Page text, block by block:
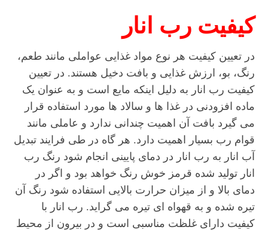
کیفیت رب انار
در تعیین کیفیت هر نوع مواد غذایی عواملی مانند طعم،
رنگ، بو، ارزش غذایی و بافت دخیل هستند. در تعیین
کیفیت رب انار به دلیل اینکه مایع است و به عنوان یک
ماده افزودنی در غذا ها و سالاد ها مورد استفاده قرار
می گیرد بافت آن اهمیت چندانی ندارد و عاملی مانند
قوام رب بسیار اهمیت دارد. هر گاه در طی فرایند تبدیل
آب انار به رب انار در دمای پایینی انجام شود رنگ رب
انار تولید شده قرمز خوش رنگ خواهد بود و اگر در
دمای بالا و از میزان حرارت بالایی استفاده شود رنگ آن
تیره شده و به قهواه ای تیره می گراید. رب انار با
کیفیت دارای غلظت مناسبی است و در بیرون از محیط